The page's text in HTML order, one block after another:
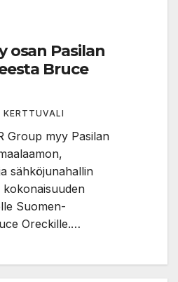
osan Pasilan
Bruce
KERTTUVALI
Group myy Pasilan
sähköjunahallin
kokonaisuuden
Suomen-
Oreckille.…